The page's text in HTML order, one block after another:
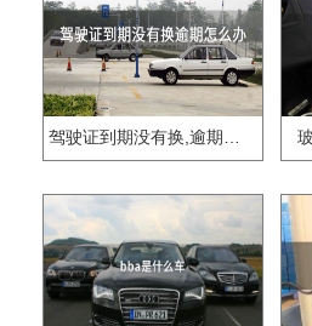
驾驶证到期没有换,逾期怎么办??